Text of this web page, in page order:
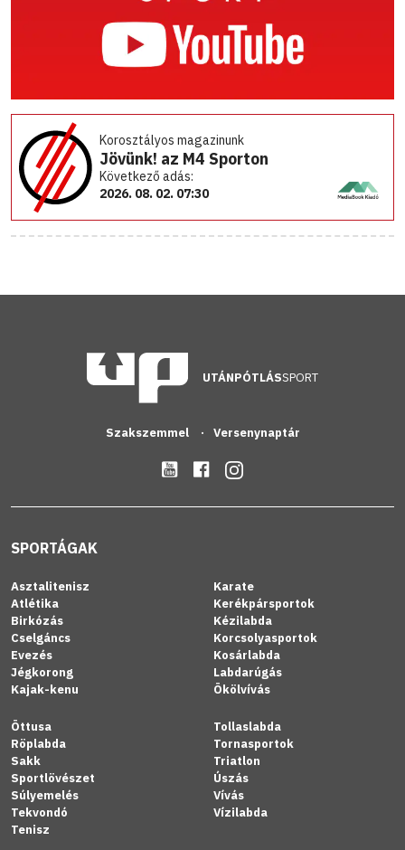
Korosztályos magazinunk
Jövünk! az M4 Sporton
Következő adás:
2026. 08. 02. 07:30
UTÁNPÓTLÁSSPORT
Szakszemmel Versenynaptár
SPORTÁGAK
Asztalitenisz
Atlétika
Birkózás
Cselgáncs
Evezés
Jégkorong
Kajak-kenu
Karate
Kerékpársportok
Kézilabda
Korcsolyasportok
Kosárlabda
Labdarúgás
Ökölvívás
Öttusa
Röplabda
Sakk
Sportlövészet
Súlyemelés
Tekvondó
Tenisz
Tollaslabda
Tornasportok
Triatlon
Úszás
Vívás
Vízilabda